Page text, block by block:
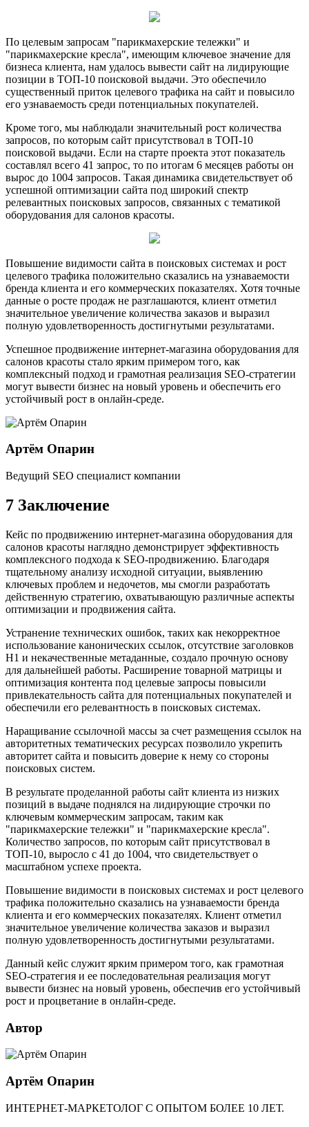
По целевым запросам "парикмахерские тележки" и
"парикмахерские кресла", имеющим ключевое значение для
бизнеса клиента, нам удалось вывести сайт на лидирующие
позиции в ТОП-10 поисковой выдачи. Это обеспечило
существенный приток целевого трафика на сайт и повысило
его узнаваемость среди потенциальных покупателей.
Кроме того, мы наблюдали значительный рост количества
запросов, по которым сайт присутствовал в ТОП-10
поисковой выдачи. Если на старте проекта этот показатель
составлял всего 41 запрос, то по итогам 6 месяцев работы он
вырос до 1004 запросов. Такая динамика свидетельствует об
успешной оптимизации сайта под широкий спектр
релевантных поисковых запросов, связанных с тематикой
оборудования для салонов красоты.
Повышение видимости сайта в поисковых системах и рост
целевого трафика положительно сказались на узнаваемости
бренда клиента и его коммерческих показателях. Хотя точные
данные о росте продаж не разглашаются, клиент отметил
значительное увеличение количества заказов и выразил
полную удовлетворенность достигнутыми результатами.
Успешное продвижение интернет-магазина оборудования для
салонов красоты стало ярким примером того, как
комплексный подход и грамотная реализация SEO-стратегии
могут вывести бизнес на новый уровень и обеспечить его
устойчивый рост в онлайн-среде.
Артём Опарин
Ведущий SEO специалист компании
7 Заключение
Кейс по продвижению интернет-магазина оборудования для
салонов красоты наглядно демонстрирует эффективность
комплексного подхода к SEO-продвижению. Благодаря
тщательному анализу исходной ситуации, выявлению
ключевых проблем и недочетов, мы смогли разработать
действенную стратегию, охватывающую различные аспекты
оптимизации и продвижения сайта.
Устранение технических ошибок, таких как некорректное
использование канонических ссылок, отсутствие заголовков
H1 и некачественные метаданные, создало прочную основу
для дальнейшей работы. Расширение товарной матрицы и
оптимизация контента под целевые запросы повысили
привлекательность сайта для потенциальных покупателей и
обеспечили его релевантность в поисковых системах.
Наращивание ссылочной массы за счет размещения ссылок на
авторитетных тематических ресурсах позволило укрепить
авторитет сайта и повысить доверие к нему со стороны
поисковых систем.
В результате проделанной работы сайт клиента из низких
позиций в выдаче поднялся на лидирующие строчки по
ключевым коммерческим запросам, таким как
"парикмахерские тележки" и "парикмахерские кресла".
Количество запросов, по которым сайт присутствовал в
ТОП-10, выросло с 41 до 1004, что свидетельствует о
масштабном успехе проекта.
Повышение видимости в поисковых системах и рост целевого
трафика положительно сказались на узнаваемости бренда
клиента и его коммерческих показателях. Клиент отметил
значительное увеличение количества заказов и выразил
полную удовлетворенность достигнутыми результатами.
Данный кейс служит ярким примером того, как грамотная
SEO-стратегия и ее последовательная реализация могут
вывести бизнес на новый уровень, обеспечив его устойчивый
рост и процветание в онлайн-среде.
Автор
Артём Опарин
ИНТЕРНЕТ-МАРКЕТОЛОГ С ОПЫТОМ БОЛЕЕ 10 ЛЕТ.